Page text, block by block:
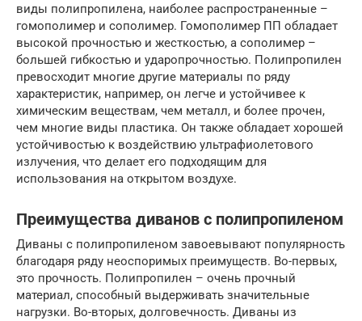
виды полипропилена, наиболее распространенные –
гомополимер и сополимер. Гомополимер ПП обладает
высокой прочностью и жесткостью, а сополимер –
большей гибкостью и ударопрочностью. Полипропилен
превосходит многие другие материалы по ряду
характеристик, например, он легче и устойчивее к
химическим веществам, чем металл, и более прочен,
чем многие виды пластика. Он также обладает хорошей
устойчивостью к воздействию ультрафиолетового
излучения, что делает его подходящим для
использования на открытом воздухе.
Преимущества диванов с полипропиленом
Диваны с полипропиленом завоевывают популярность
благодаря ряду неоспоримых преимуществ. Во-первых,
это прочность. Полипропилен – очень прочный
материал, способный выдерживать значительные
нагрузки. Во-вторых, долговечность. Диваны из